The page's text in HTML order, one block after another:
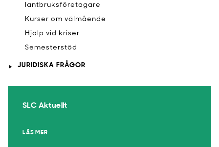
lantbruksföretagare
Kurser om välmående
Hjälp vid kriser
​Semesterstöd
JURIDISKA FRÅGOR
SLC Aktuellt
LÄS MER